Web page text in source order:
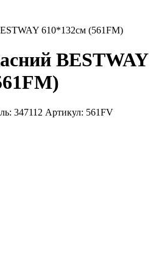
610*132см (561FM)
BESTWAY
347112 Артикул: 561FV